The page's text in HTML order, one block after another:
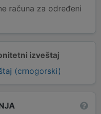
izveštaj
(crnogorski)
računa za određeni